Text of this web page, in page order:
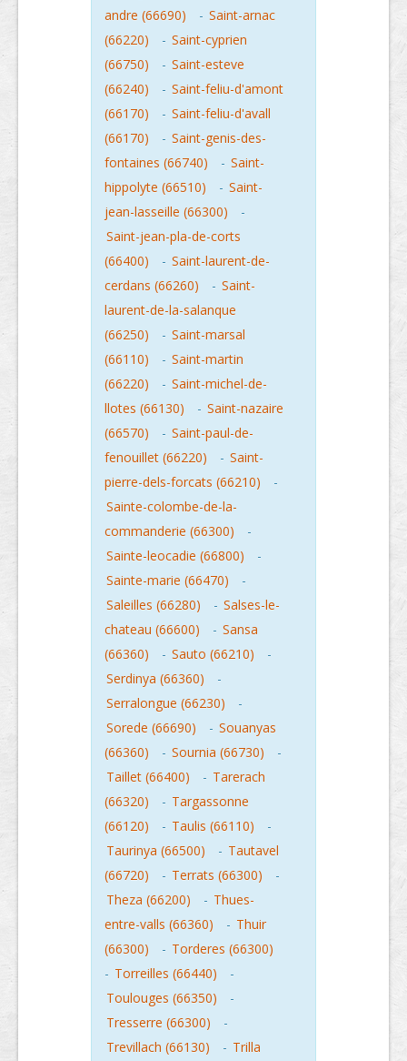
andre (66690)
- Saint-arnac
(66220)
- Saint-cyprien
(66750)
- Saint-esteve
(66240)
- Saint-feliu-d'amont
(66170)
- Saint-feliu-d'avall
(66170)
- Saint-genis-des-
fontaines (66740)
- Saint-
hippolyte (66510)
- Saint-
jean-lasseille (66300)
-
Saint-jean-pla-de-corts
(66400)
- Saint-laurent-de-
cerdans (66260)
- Saint-
laurent-de-la-salanque
(66250)
- Saint-marsal
(66110)
- Saint-martin
(66220)
- Saint-michel-de-
llotes (66130)
- Saint-nazaire
(66570)
- Saint-paul-de-
fenouillet (66220)
- Saint-
pierre-dels-forcats (66210)
-
Sainte-colombe-de-la-
commanderie (66300)
-
Sainte-leocadie (66800)
-
Sainte-marie (66470)
-
Saleilles (66280)
- Salses-le-
chateau (66600)
- Sansa
(66360)
- Sauto (66210)
-
Serdinya (66360)
-
Serralongue (66230)
-
Sorede (66690)
- Souanyas
(66360)
- Sournia (66730)
-
Taillet (66400)
- Tarerach
(66320)
- Targassonne
(66120)
- Taulis (66110)
-
Taurinya (66500)
- Tautavel
(66720)
- Terrats (66300)
-
Theza (66200)
- Thues-
entre-valls (66360)
- Thuir
(66300)
- Torderes (66300)
- Torreilles (66440)
-
Toulouges (66350)
-
Tresserre (66300)
-
Trevillach (66130)
- Trilla